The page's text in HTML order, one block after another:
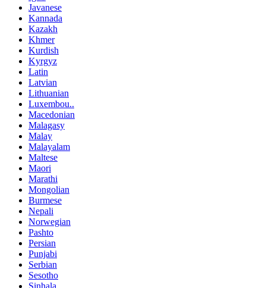
Javanese
Kannada
Kazakh
Khmer
Kurdish
Kyrgyz
Latin
Latvian
Lithuanian
Luxembou..
Macedonian
Malagasy
Malay
Malayalam
Maltese
Maori
Marathi
Mongolian
Burmese
Nepali
Norwegian
Pashto
Persian
Punjabi
Serbian
Sesotho